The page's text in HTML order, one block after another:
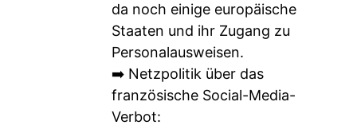
da noch einige europäische
Staaten und ihr Zugang zu
Personalausweisen.
➡️ Netzpolitik über das
französische Social-Media-
Verbot: